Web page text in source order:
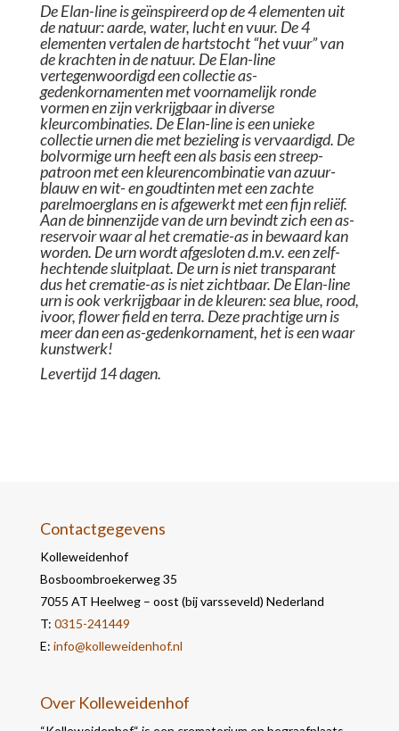
De Elan-line is geïnspireerd op de 4 elementen uit
de natuur: aarde, water, lucht en vuur. De 4
elementen vertalen de hartstocht “het vuur” van
de krachten in de natuur. De Elan-line
vertegenwoordigd een collectie as-
gedenkornamenten met voornamelijk ronde
vormen en zijn verkrijgbaar in diverse
kleurcombinaties. De Elan-line is een unieke
collectie urnen die met bezieling is vervaardigd. De
bolvormige urn heeft een als basis een streep-
patroon met een kleurencombinatie van azuur-
blauw en wit- en goudtinten met een zachte
parelmoerglans en is afgewerkt met een fijn reliëf.
Aan de binnenzijde van de urn bevindt zich een as-
reservoir waar al het crematie-as in bewaard kan
worden. De urn wordt afgesloten d.m.v. een zelf-
hechtende sluitplaat. De urn is niet transparant
dus het crematie-as is niet zichtbaar. De Elan-line
urn is ook verkrijgbaar in de kleuren: sea blue, rood,
ivoor, flower field en terra. Deze prachtige urn is
meer dan een as-gedenkornament, het is een waar
kunstwerk!
Levertijd 14 dagen.
Contactgegevens
Kolleweidenhof
Bosboombroekerweg 35
7055 AT Heelweg – oost (bij varsseveld) Nederland
T: 0315-241449
E: info@kolleweidenhof.nl
Over Kolleweidenhof